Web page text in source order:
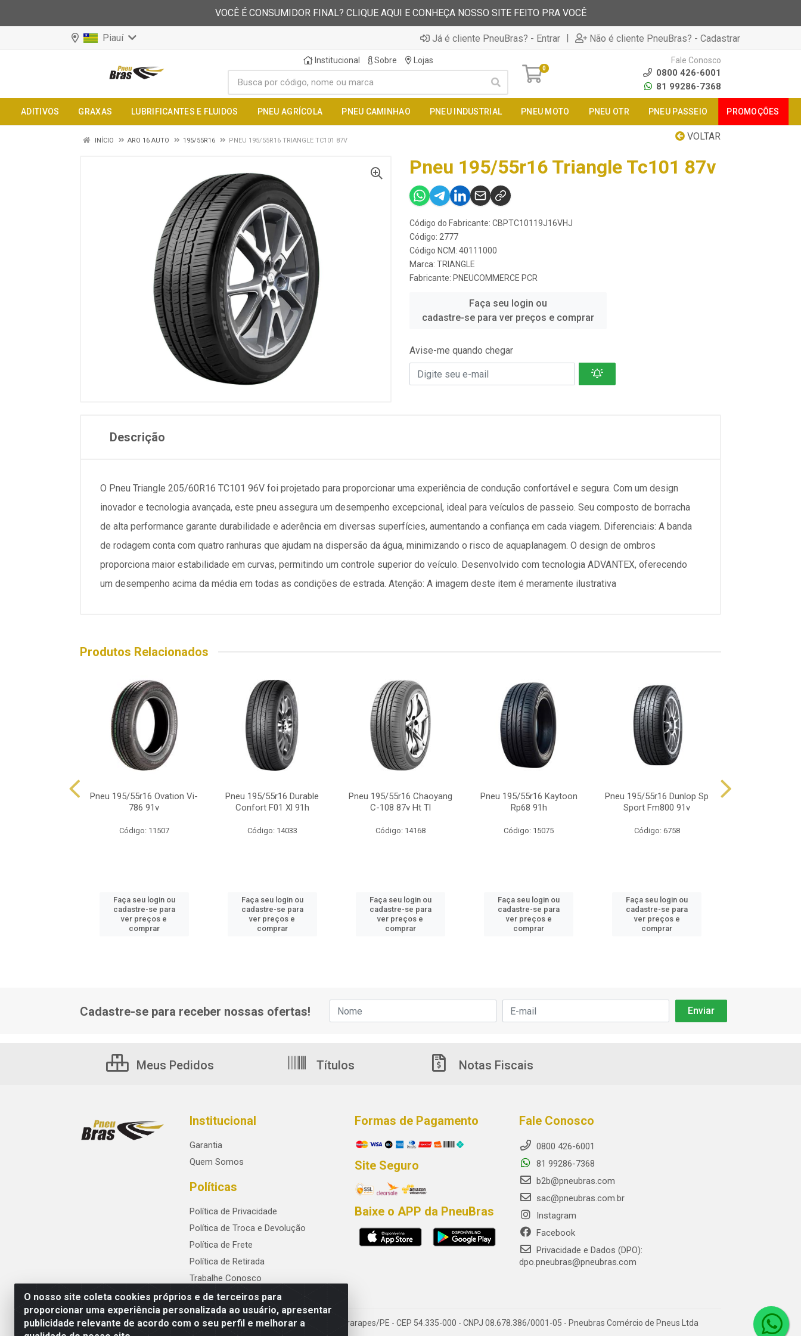
VOCÊ É CONSUMIDOR FINAL? CLIQUE AQUI E CONHEÇA NOSSO SITE FEITO PRA VOCÊ
Piauí Já é cliente PneuBras? - Entrar | Não é cliente PneuBras? - Cadastrar
Institucional Sobre Lojas
0
Fale Conosco
0800 426-6001
81 99286-7368
ADITIVOS GRAXAS LUBRIFICANTES E FLUIDOS PNEU AGRÍCOLA PNEU CAMINHAO PNEU INDUSTRIAL PNEU MOTO PNEU OTR PNEU PASSEIO PROMOÇÕES
VOLTAR
INÍCIO ARO 16 AUTO 195/55R16 PNEU 195/55R16 TRIANGLE TC101 87V
Pneu 195/55r16 Triangle Tc101 87v
Código do Fabricante: CBPTC10119J16VHJ
Código: 2777
Código NCM: 40111000
Marca: TRIANGLE
Fabricante: PNEUCOMMERCE PCR
Faça seu login ou
cadastre-se para ver preços e comprar
Avise-me quando chegar
Descrição
O Pneu Triangle 205/60R16 TC101 96V foi projetado para proporcionar uma experiência de condução confortável e segura. Com um design
inovador e tecnologia avançada, este pneu assegura um desempenho excepcional, ideal para veículos de passeio. Seu composto de borracha
de alta performance garante durabilidade e aderência em diversas superfícies, aumentando a confiança em cada viagem. Diferenciais: A banda
de rodagem conta com quatro ranhuras que ajudam na dispersão da água, minimizando o risco de aquaplanagem. O design de ombros
proporciona maior estabilidade em curvas, permitindo um controle superior do veículo. Desenvolvido com tecnologia ADVANTEX, oferecendo
um desempenho acima da média em todas as condições de estrada. Atenção: A imagem deste item é meramente ilustrativa
Produtos Relacionados
Pneu 195/55r16 Ovation Vi-
786 91v
Código: 11507
Faça seu login ou
cadastre-se para
ver preços e
comprar
Pneu 195/55r16 Durable
Confort F01 Xl 91h
Código: 14033
Faça seu login ou
cadastre-se para
ver preços e
comprar
Pneu 195/55r16 Chaoyang
C-108 87v Ht Tl
Código: 14168
Faça seu login ou
cadastre-se para
ver preços e
comprar
Pneu 195/55r16 Kaytoon
Rp68 91h
Código: 15075
Faça seu login ou
cadastre-se para
ver preços e
comprar
Pneu 195/55r16 Dunlop Sp
Sport Fm800 91v
Código: 6758
Faça seu login ou
cadastre-se para
ver preços e
comprar
O nosso site coleta cookies próprios e de terceiros para
proporcionar uma experiência personalizada ao usuário, apresentar
publicidade relevante de acordo com o seu perfil e melhorar a
Cadastre-se para receber nossas ofertas!
Meus Pedidos Títulos Notas Fiscais
Institucional
Garantia
Quem Somos
Políticas
Política de Privacidade
Política de Troca e Devolução
Política de Frete
Política de Retirada
Trabalhe Conosco
Formas de Pagamento
Site Seguro
Baixe o APP da PneuBras
Fale Conosco
0800 426-6001
81 99286-7368
b2b@pneubras.com
sac@pneubras.com.br
Instagram
Facebook
Privacidade e Dados (DPO):
dpo.pneubras@pneubras.com
PneuBras - Rodovia BR-101, KM 82 - Prazeres, Jaboatão dos Guararapes/PE - CEP 54.335-000 - CNPJ 08.678.386/0001-05 - Pneubras Comércio de Pneus Ltda